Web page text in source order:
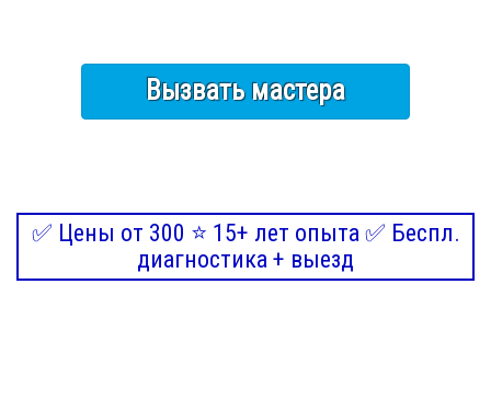
Вызвать мастера
✅ Цены от 300 ⭐ 15+ лет опыта ✅ Беспл.
диагностика + выезд